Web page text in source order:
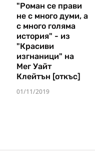
"Роман се прави
не с много думи, а
с много голяма
история" - из
"Красиви
изгнаници" на
Мег Уайт
Клейтън [откъс]
01/11/2019